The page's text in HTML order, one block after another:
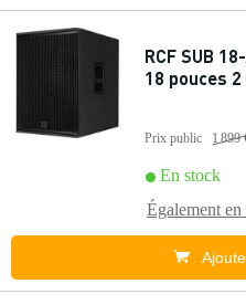
RCF SUB
18 pouces 2
Prix public 1 899
En stock
Également en